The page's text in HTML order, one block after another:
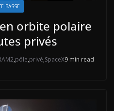
BASSE
orbite polaire
privés
,pôle,privé,SpaceX9 min read